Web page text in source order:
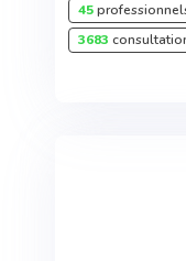
45
3683